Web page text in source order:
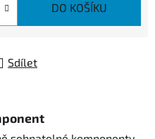
DO KOŠÍKU
Sdílet